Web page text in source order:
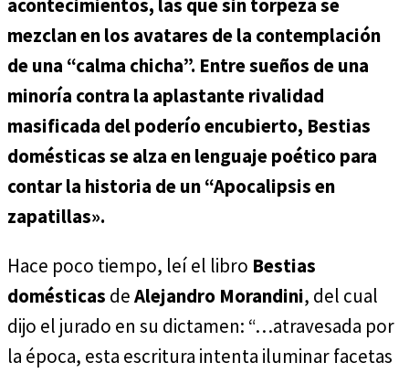
acontecimientos, las que sin torpeza se
mezclan en los avatares de la contemplación
de una “calma chicha”. Entre sueños de una
minoría contra la aplastante rivalidad
masificada del poderío encubierto, Bestias
domésticas se alza en lenguaje poético para
contar la historia de un “Apocalipsis en
zapatillas».
Hace poco tiempo, leí el libro Bestias
domésticas deAlejandro Morandini, del cual
dijo el jurado en su dictamen: “…atravesada por
la época, esta escritura intenta iluminar facetas